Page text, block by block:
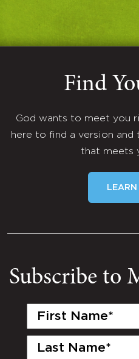
Find
God wants to meet you
here to find a version
that meets
LEARN
Subscribe to
First
Last